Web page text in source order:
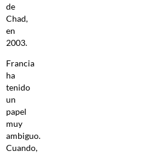
de
Chad,
en
2003.
Francia
ha
tenido
un
papel
muy
ambiguo.
Cuando,